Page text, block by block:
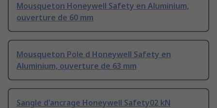
Mousqueton Honeywell Safety en Aluminium,
ouverture de 60 mm
Mousqueton Pole d Honeywell Safety en
Aluminium, ouverture de 63 mm
Sangle d'ancrage Honeywell Safety02 kN